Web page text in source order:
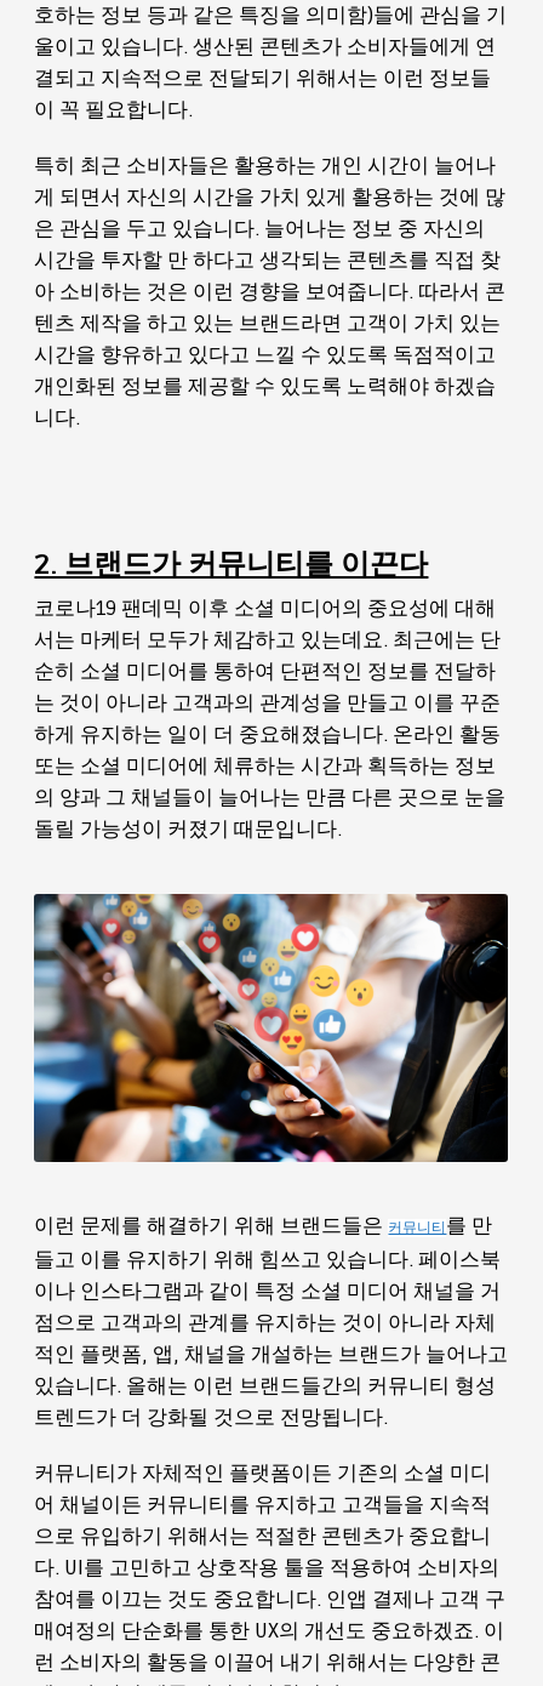
호하는 정보 등과 같은 특징을 의미함)들에 관심을 기
울이고 있습니다. 생산된 콘텐츠가 소비자들에게 연
결되고 지속적으로 전달되기 위해서는 이런 정보들
이 꼭 필요합니다.
특히 최근 소비자들은 활용하는 개인 시간이 늘어나
게 되면서 자신의 시간을 가치 있게 활용하는 것에 많
은 관심을 두고 있습니다. 늘어나는 정보 중 자신의
시간을 투자할 만 하다고 생각되는 콘텐츠를 직접 찾
아 소비하는 것은 이런 경향을 보여줍니다. 따라서 콘
텐츠 제작을 하고 있는 브랜드라면 고객이 가치 있는
시간을 향유하고 있다고 느낄 수 있도록 독점적이고
개인화된 정보를 제공할 수 있도록 노력해야 하겠습
니다.
2. 브랜드가 커뮤니티를 이끈다
코로나19 팬데믹 이후 소셜 미디어의 중요성에 대해
서는 마케터 모두가 체감하고 있는데요. 최근에는 단
순히 소셜 미디어를 통하여 단편적인 정보를 전달하
는 것이 아니라 고객과의 관계성을 만들고 이를 꾸준
하게 유지하는 일이 더 중요해졌습니다. 온라인 활동
또는 소셜 미디어에 체류하는 시간과 획득하는 정보
의 양과 그 채널들이 늘어나는 만큼 다른 곳으로 눈을
돌릴 가능성이 커졌기 때문입니다.
이런 문제를 해결하기 위해 브랜드들은 커뮤니티 를 만
들고 이를 유지하기 위해 힘쓰고 있습니다. 페이스북
이나 인스타그램과 같이 특정 소셜 미디어 채널을 거
점으로 고객과의 관계를 유지하는 것이 아니라 자체
적인 플랫폼, 앱, 채널을 개설하는 브랜드가 늘어나고
있습니다. 올해는 이런 브랜드들간의 커뮤니티 형성
트렌드가 더 강화될 것으로 전망됩니다.
커뮤니티가 자체적인 플랫폼이든 기존의 소셜 미디
어 채널이든 커뮤니티를 유지하고 고객들을 지속적
으로 유입하기 위해서는 적절한 콘텐츠가 중요합니
다. UI를 고민하고 상호작용 툴을 적용하여 소비자의
참여를 이끄는 것도 중요합니다. 인앱 결제나 고객 구
매여정의 단순화를 통한 UX의 개선도 중요하겠죠. 이
런 소비자의 활동을 이끌어 내기 위해서는 다양한 콘